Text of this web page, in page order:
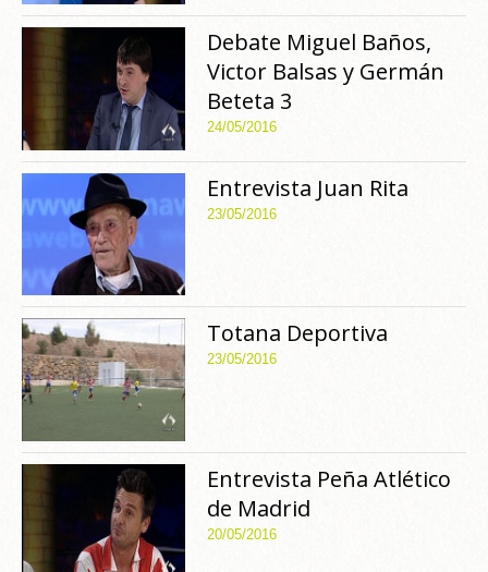
Debate Miguel Baños,
Victor Balsas y Germán
Beteta 3
24/05/2016
Entrevista Juan Rita
23/05/2016
Totana Deportiva
23/05/2016
Entrevista Peña Atlético
de Madrid
20/05/2016